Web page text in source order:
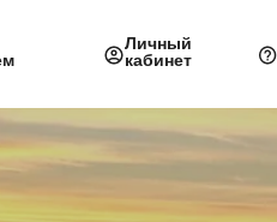
Личный
кабинет